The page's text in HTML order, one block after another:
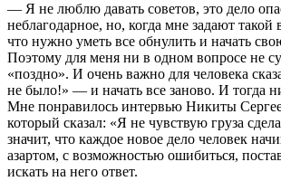
— Я не люблю давать советов, это дело
неблагодарное, но, когда мне задают такой
что нужно уметь все обнулить и начать
Поэтому для меня ни в одном вопросе не
«поздно». И очень важно для человека
не было!» — и начать все заново. И тогда
Мне понравилось интервью Никиты
который сказал: «Я не чувствую груза
значит, что каждое новое дело человек
азартом, с возможностью ошибиться,
искать на него ответ.